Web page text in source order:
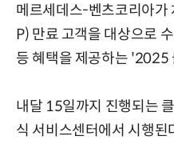
메르세데스-벤츠코리아가
P) 만료 고객을 대상으로
등 혜택을 제공하는 '2025
내달 15일까지 진행되는
식 서비스센터에서 시행된